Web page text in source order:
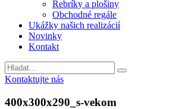
Rebríky a plošiny
Obchodné regále
Ukážky našich realizácií
Novinky
Kontakt
Vyhladavanie
Kontaktujte nás
400x300x290_s-vekom